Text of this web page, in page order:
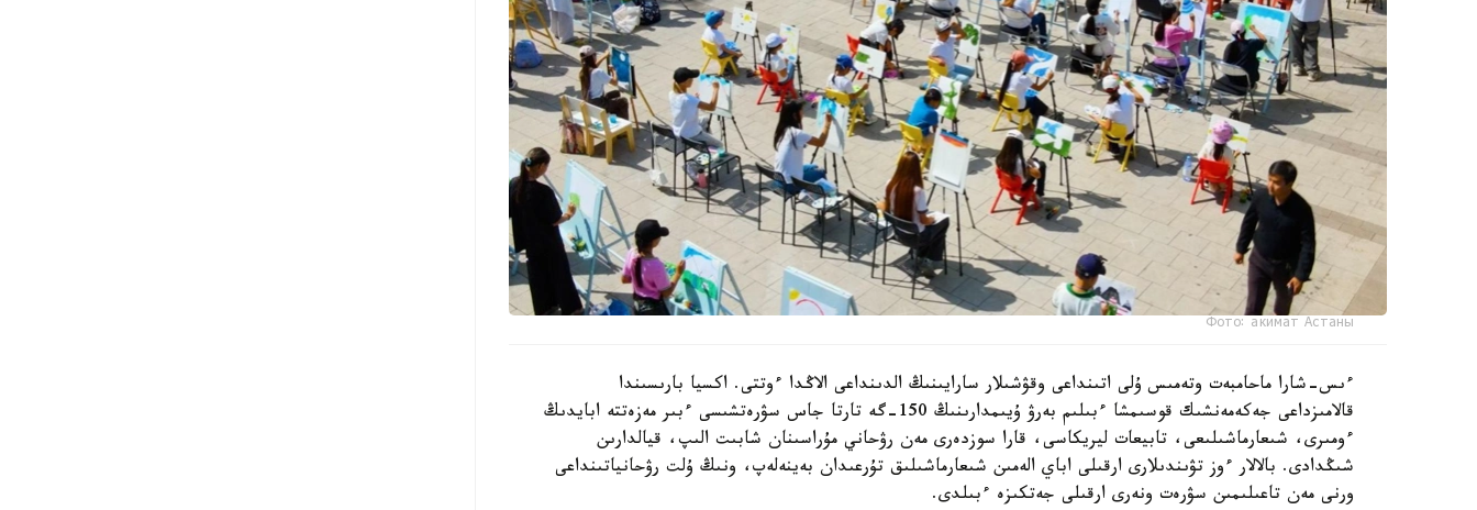
Фото: акимат Астаны
ءىس-شارا ماحامبەت وتەمىس ۇلى اتىنداعى وقۋشىلار سارايىنىڭ الدىنداعى الاڭدا ءوتتى. اكسيا بارىسىندا
قالامىزداعى جەكەمەنشىك قوسىمشا ءبىلىم بەرۋ ۇيىمدارىنىڭ 150-گە تارتا جاس سۋرەتشىسى ءبىر مەزەتتە ابايدىڭ
ءومىرى، شىعارماشىلىعى، تابيعات ليريكاسى، قارا سوزدەرى مەن رۋحاني مۇراسىنان شابىت الىپ، قيالدارىن
شىڭدادى. بالالار ءوز تۋىندىلارى ارقىلى اباي الەمىن شىعارماشىلىق تۇرعىدان بەينەلەپ، ونىڭ ۇلت رۋحانياتىنداعى
ورنى مەن تاعىلىمىن سۋرەت ونەرى ارقىلى جەتكىزە ءبىلدى.